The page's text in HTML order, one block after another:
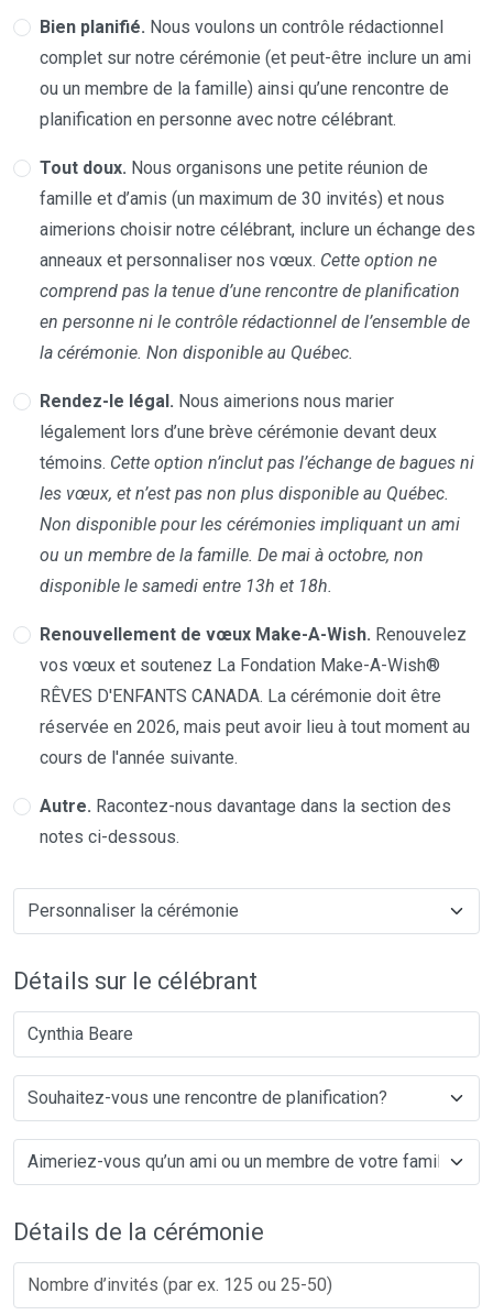
Bien planifié. Nous voulons un contrôle rédactionnel
complet sur notre cérémonie (et peut-être inclure un ami
ou un membre de la famille) ainsi qu’une rencontre de
planification en personne avec notre célébrant.
Tout doux. Nous organisons une petite réunion de
famille et d’amis (un maximum de 30 invités) et nous
aimerions choisir notre célébrant, inclure un échange des
anneaux et personnaliser nos vœux. Cette option ne
comprend pas la tenue d’une rencontre de planification
en personne ni le contrôle rédactionnel de l’ensemble de
la cérémonie. Non disponible au Québec.
Rendez-le légal. Nous aimerions nous marier
légalement lors d’une brève cérémonie devant deux
témoins. Cette option n’inclut pas l’échange de bagues ni
les vœux, et n’est pas non plus disponible au Québec.
Non disponible pour les cérémonies impliquant un ami
ou un membre de la famille. De mai à octobre, non
disponible le samedi entre 13h et 18h.
Renouvellement de vœux Make-A-Wish. Renouvelez
vos vœux et soutenez La Fondation Make-A-Wish®
RÊVES D'ENFANTS CANADA. La cérémonie doit être
réservée en 2026, mais peut avoir lieu à tout moment au
cours de l'année suivante.
Autre. Racontez-nous davantage dans la section des
notes ci-dessous.
Détails sur le célébrant
Cynthia Beare
Détails de la cérémonie